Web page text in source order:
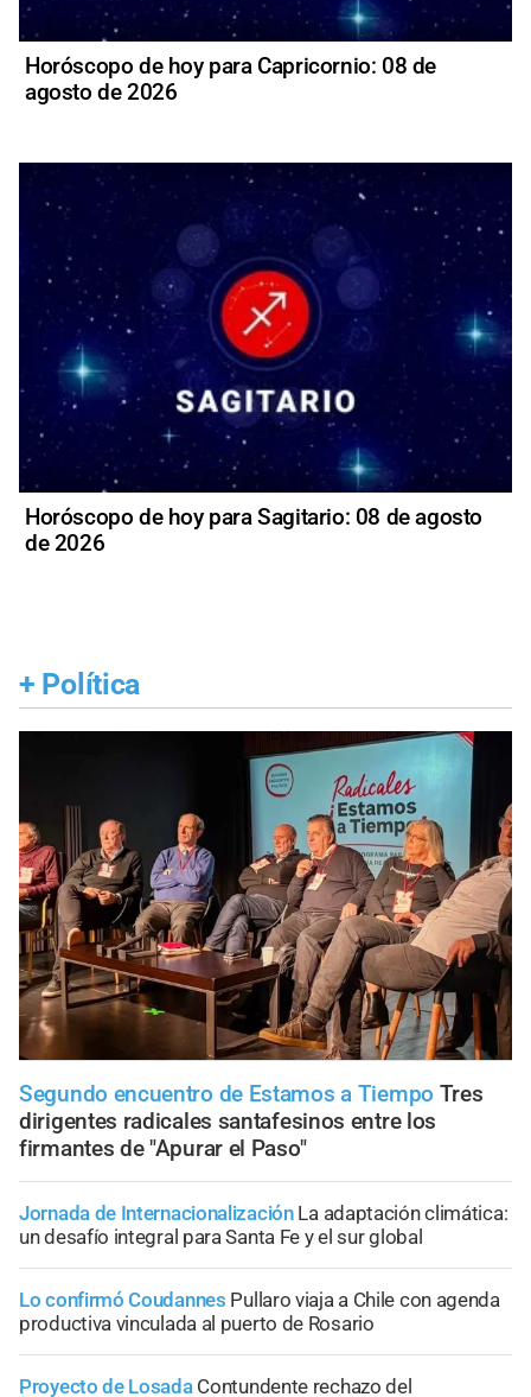
Horóscopo de hoy para Capricornio: 08 de
agosto de 2026
Horóscopo de hoy para Sagitario: 08 de agosto
de 2026
+ Política
Segundo encuentro de Estamos a Tiempo Tres
dirigentes radicales santafesinos entre los
firmantes de "Apurar el Paso"
Jornada de Internacionalización La adaptación climática:
un desafío integral para Santa Fe y el sur global
Lo confirmó Coudannes Pullaro viaja a Chile con agenda
productiva vinculada al puerto de Rosario
Proyecto de Losada Contundente rechazo del